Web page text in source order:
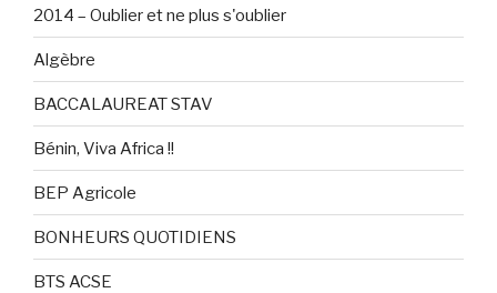
2014 – Oublier et ne plus s'oublier
Algèbre
BACCALAUREAT STAV
Bénin, Viva Africa !!
BEP Agricole
BONHEURS QUOTIDIENS
BTS ACSE